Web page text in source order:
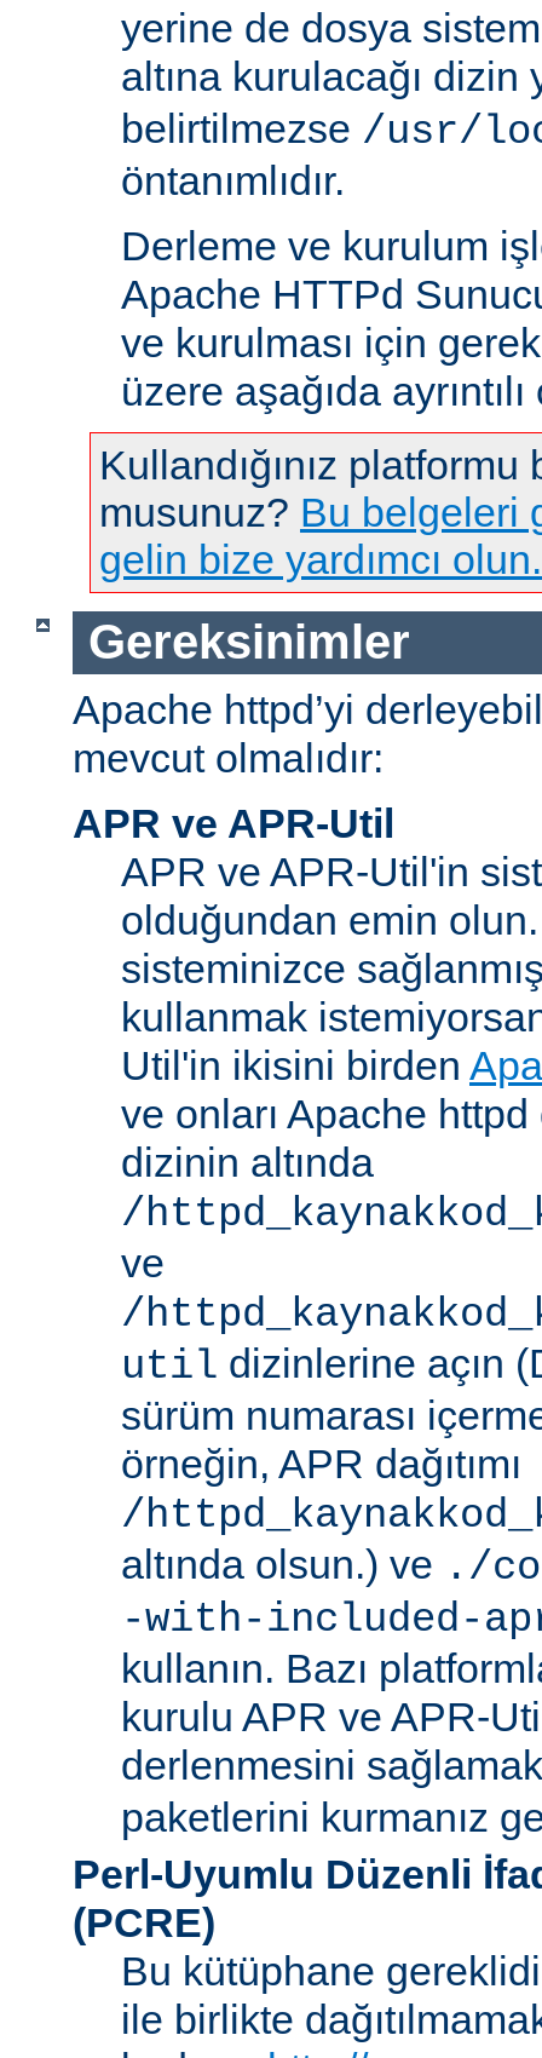
yerine de dosya
altına kurulacağı dizin
belirtilmezse /usr/
öntanımlıdır.
Derleme ve kurulum
Apache HTTPd
ve kurulması için
üzere aşağıda
Kullandığınız
musunuz? Bu belgeleri
gelin bize yardımcı olun.
Gereksinimler
Apache httpd’yi
mevcut olmalıdır:
APR ve APR-Util
APR ve APR-Util'in
olduğundan emin
sisteminizce
kullanmak
Util'in ikisini birden
ve onları Apache httpd
dizinin altında
/
ve
/
util dizinlerine açın
sürüm numarası
örneğin, APR dağıtımı
/
altında olsun.) ve ./
-with-included-
kullanın. Bazı
kurulu APR ve APR-
derlenmesini
paketlerini kurmanız
Perl-Uyumlu Düzenli
(PCRE)
Bu kütüphane
ile birlikte